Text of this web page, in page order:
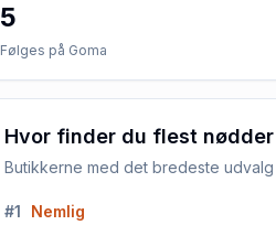
5
Følges på Goma
Hvor finder du flest
Butikkerne med det bredeste udvalg
#1 Nemlig